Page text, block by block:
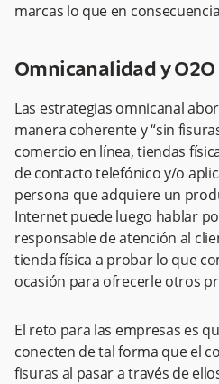
marcas lo que en
Omnicanalidad y O2O
Las estrategias omnicanal
manera coherente y “sin
comercio en línea, tiendas
de contacto telefónico y/o
persona que adquiere un
Internet puede luego hablar
responsable de atención al
tienda física a probar lo que
ocasión para ofrecerle otros
El reto para las empresas es
conecten de tal forma que el
fisuras al pasar a través de